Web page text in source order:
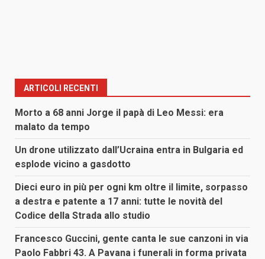
ARTICOLI RECENTI
Morto a 68 anni Jorge il papà di Leo Messi: era
malato da tempo
Un drone utilizzato dall’Ucraina entra in Bulgaria ed
esplode vicino a gasdotto
Dieci euro in più per ogni km oltre il limite, sorpasso
a destra e patente a 17 anni: tutte le novità del
Codice della Strada allo studio
Francesco Guccini, gente canta le sue canzoni in via
Paolo Fabbri 43. A Pavana i funerali in forma privata